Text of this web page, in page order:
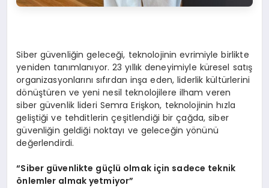
Siber güvenliğin geleceği, teknolojinin evrimiyle birlikte
yeniden tanımlanıyor. 23 yıllık deneyimiyle küresel satış
organizasyonlarını sıfırdan inşa eden, liderlik kültürlerini
dönüştüren ve yeni nesil teknolojilere ilham veren
siber güvenlik lideri Semra Erişkon, teknolojinin hızla
geliştiği ve tehditlerin çeşitlendiği bir çağda, siber
güvenliğin geldiği noktayı ve geleceğin yönünü
değerlendirdi.
“Siber güvenlikte güçlü olmak için sadece teknik
önlemler almak yetmiyor”